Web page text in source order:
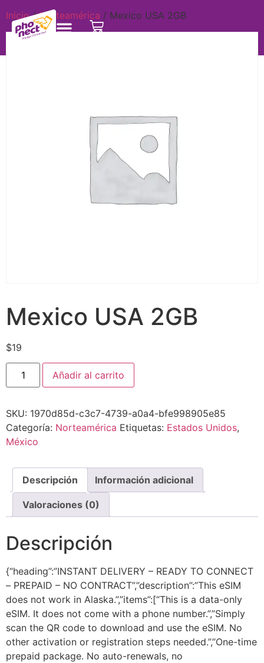
Inicio/Norteamérica / Mexico USA 2GB
Mexico USA 2GB
$19
Añadir al carrito
SKU: 1970d85d-c3c7-4739-a0a4-bfe998905e85
Categoría: Norteamérica Etiquetas: Estados Unidos,
México
Descripción Información adicional
Valoraciones (0)
Descripción
{“heading”:”INSTANT DELIVERY – READY TO CONNECT
– PREPAID – NO CONTRACT”,”description”:”This eSIM
does not work in Alaska.”,”items”:[“This is a data-only
eSIM. It does not come with a phone number.”,”Simply
scan the QR code to download and use the eSIM. No
other activation or registration steps needed.”,”One-time
prepaid package. No auto-renewals, no